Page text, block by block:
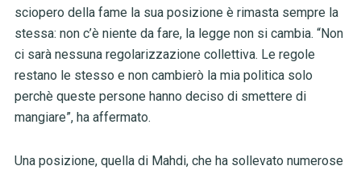
sciopero della fame la sua posizione è rimasta sempre la
stessa: non c’è niente da fare, la legge non si cambia. “Non
ci sarà nessuna regolarizzazione collettiva. Le regole
restano le stesso e non cambierò la mia politica solo
perchè queste persone hanno deciso di smettere di
mangiare”, ha affermato.
Una posizione, quella di Mahdi, che ha sollevato numerose